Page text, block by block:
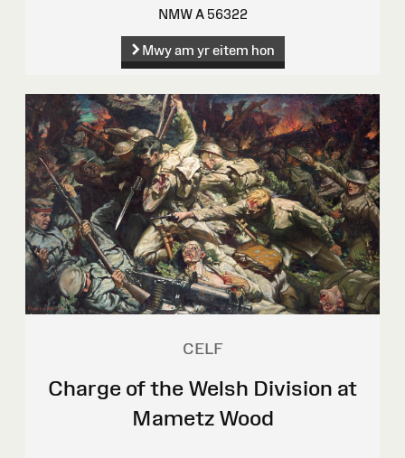
NMW A 56322
Mwy am yr eitem hon
CELF
Charge of the Welsh Division at
Mametz Wood